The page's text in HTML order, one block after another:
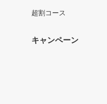
超割コース
キャンペーン